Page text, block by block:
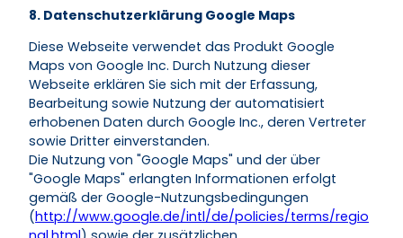
8. Datenschutzerklärung Google Maps
Diese Webseite verwendet das Produkt Google
Maps von Google Inc. Durch Nutzung dieser
Webseite erklären Sie sich mit der Erfassung,
Bearbeitung sowie Nutzung der automatisiert
erhobenen Daten durch Google Inc., deren Vertreter
sowie Dritter einverstanden.
Die Nutzung von "Google Maps" und der über
"Google Maps" erlangten Informationen erfolgt
gemäß der Google-Nutzungsbedingungen
(http://www.google.de/intl/de/policies/terms/regio